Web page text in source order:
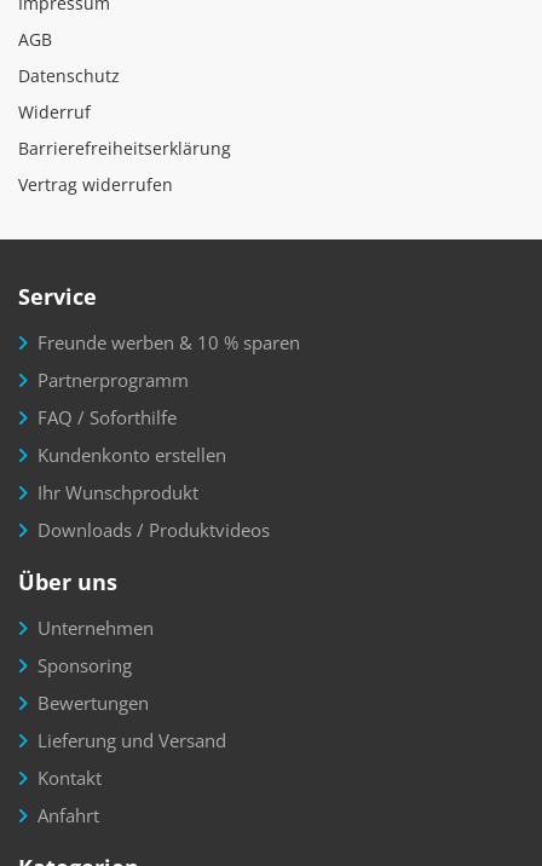
AGB
Datenschutz
Widerruf
Barrierefreiheitserklärung
Vertrag widerrufen
Service
Freunde werben & 10 % sparen
Partnerprogramm
FAQ / Soforthilfe
Kundenkonto erstellen
Ihr Wunschprodukt
Downloads / Produktvideos
Über uns
Unternehmen
Sponsoring
Bewertungen
Lieferung und Versand
Kontakt
Anfahrt